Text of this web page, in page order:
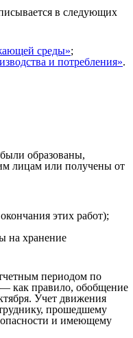
в следующих
среды»;
и потребления».
образованы,
лицам или получены от
этих работ);
на хранение
периодом по
как правило, обобщение
Учет движения
прошедшему
и имеющему